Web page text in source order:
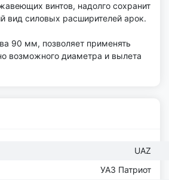
винтов, надолго сохранит
вид силовых расширителей арок.
90 мм, позволяет применять
возможного диаметра и вылета
UAZ
УАЗ Патриот